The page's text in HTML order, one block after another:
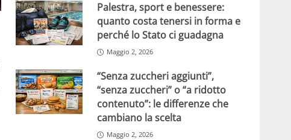
Palestra, sport e benessere:
quanto costa tenersi in forma e
perché lo Stato ci guadagna
Maggio 2, 2026
“Senza zuccheri aggiunti”,
“senza zuccheri” o “a ridotto
contenuto”: le differenze che
cambiano la scelta
Maggio 2, 2026